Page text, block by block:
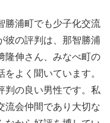
勝浦町でも少子化交流
彼の評判は、那智勝浦
隆伸さん、みなべ町の
よく聞いています。
判の良い男性です。私
流会仲間であり大切な